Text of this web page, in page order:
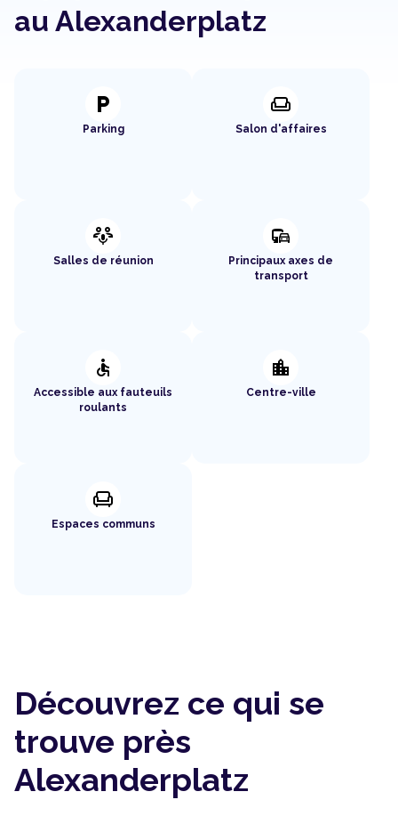
au Alexanderplatz
local_parking
Parking
weekend
Salon d'affaires
adaptive_audio_mic
Salles de réunion
commute
Principaux axes de
transport
accessible
Accessible aux fauteuils
roulants
location_city
Centre-ville
chair
Espaces communs
Découvrez ce qui se
trouve près
Alexanderplatz